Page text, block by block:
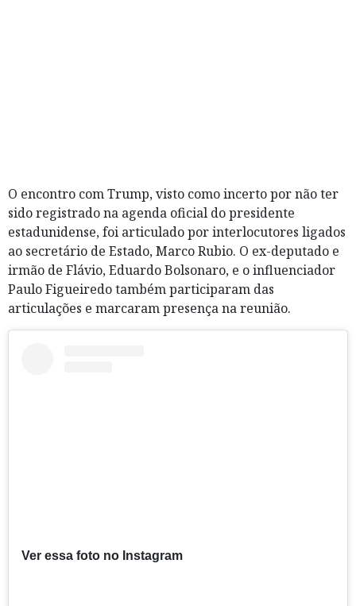
O encontro com Trump, visto como incerto por não ter
sido registrado na agenda oficial do presidente
estadunidense, foi articulado por interlocutores ligados
ao secretário de Estado, Marco Rubio. O ex-deputado e
irmão de Flávio, Eduardo Bolsonaro, e o influenciador
Paulo Figueiredo também participaram das
articulações e marcaram presença na reunião.
Ver essa foto no Instagram